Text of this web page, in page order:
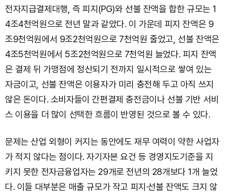
전자지급결제대행, 즉 피지(PG)와 선불 잔액을 합한 규모는 1
4조4천억원으로 전년 말과 같았다. 이 가운데 피지 잔액은 9
조9천억원에서 9조2천억원으로 7천억원 줄었고, 선불 잔액은
4조5천억원에서 5조2천억원으로 7천억원 늘었다. 피지 잔액
은 결제 뒤 가맹점에 정산되기 전까지 일시적으로 쌓여 있는
자금이고, 선불 잔액은 이용자가 미리 충전해 두고 아직 쓰지
않은 돈이다. 소비자들이 간편결제 충전금이나 선불 기반 서비
스 이용을 더 많이 선택한 흐름이 반영된 것으로 볼 수 있다.
문제는 산업 외형이 커지는 동안에도 재무 여력이 약한 사업자
가 적지 않다는 점이다. 자기자본 요건 등 경영지도기준을 지
키지 못한 전자금융업자는 29개로 전년의 28개보다 1개 늘었
다. 이들 대부분은 매출 규모가 작고 피지·선불 잔액도 크지 않